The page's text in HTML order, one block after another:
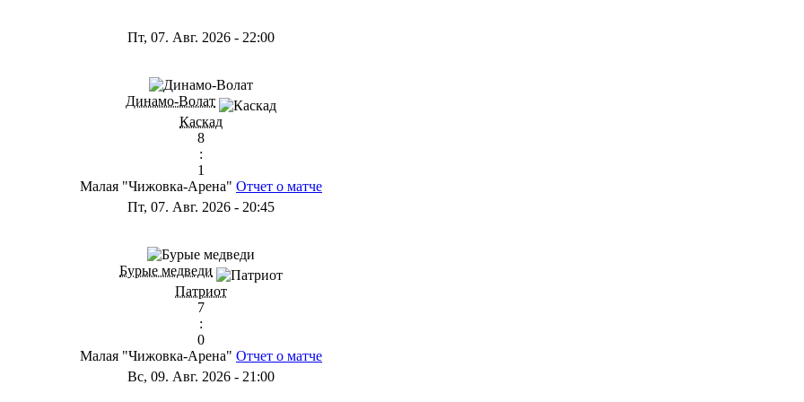
Пт, 07. Авг. 2026 - 22:00
Динамо-Волат
Каскад
8
:
1
Малая "Чижовка-Арена" Отчет о матче
Пт, 07. Авг. 2026 - 20:45
Бурые медведи
Патриот
7
:
0
Малая "Чижовка-Арена" Отчет о матче
Вс, 09. Авг. 2026 - 21:00